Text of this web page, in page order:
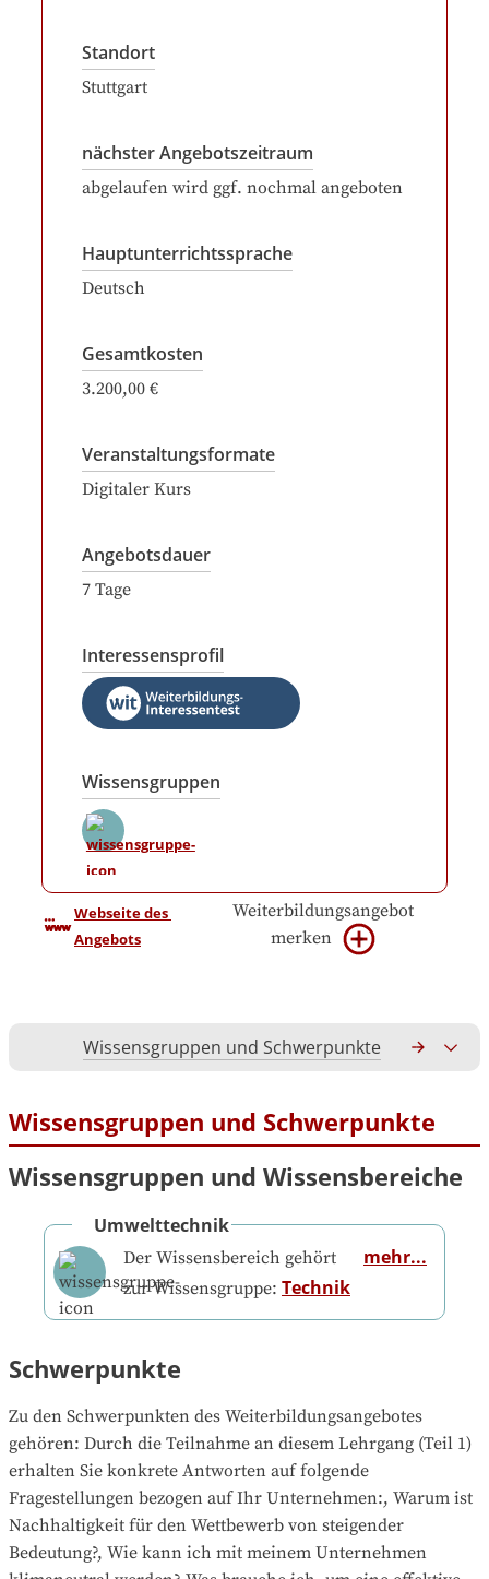
Standort
Stuttgart
nächster Angebotszeitraum
abgelaufen wird ggf. nochmal angeboten
Hauptunterrichtssprache
Deutsch
Gesamtkosten
3.200,00 €
Veranstaltungsformate
Digitaler Kurs
Angebotsdauer
7 Tage
Interessensprofil
Wissensgruppen
Webseite des
Angebots
Weiterbildungsangebot
merken
Wissensgruppen und Schwerpunkte
Wissensgruppen und Schwerpunkte
Wissensgruppen und Wissensbereiche
Umwelttechnik
Der Wissensbereich gehört
zur Wissensgruppe: Technik
mehr...
Schwerpunkte
Zu den Schwerpunkten des Weiterbildungsangebotes
gehören: Durch die Teilnahme an diesem Lehrgang (Teil 1)
erhalten Sie konkrete Antworten auf folgende
Fragestellungen bezogen auf Ihr Unternehmen:, Warum ist
Nachhaltigkeit für den Wettbewerb von steigender
Bedeutung?, Wie kann ich mit meinem Unternehmen